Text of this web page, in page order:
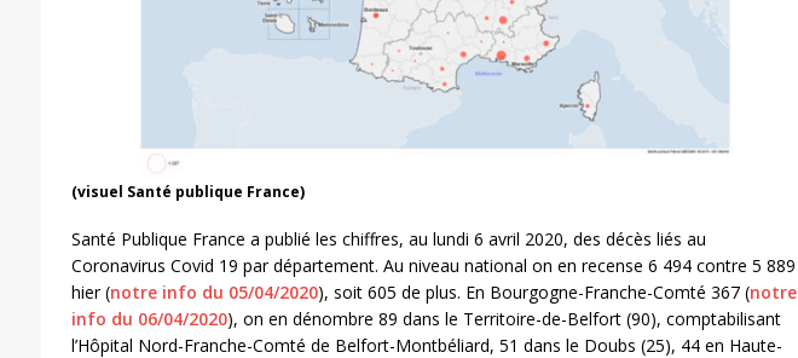
(visuel Santé publique France)
Santé Publique France a publié les chiffres, au lundi 6 avril 2020, des décès liés au
Coronavirus Covid 19 par département. Au niveau national on en recense 6 494 contre 5 889
hier (notre info du 05/04/2020), soit 605 de plus. En Bourgogne-Franche-Comté 367 (notre
info du 06/04/2020), on en dénombre 89 dans le Territoire-de-Belfort (90), comptabilisant
l’Hôpital Nord-Franche-Comté de Belfort-Montbéliard, 51 dans le Doubs (25), 44 en Haute-